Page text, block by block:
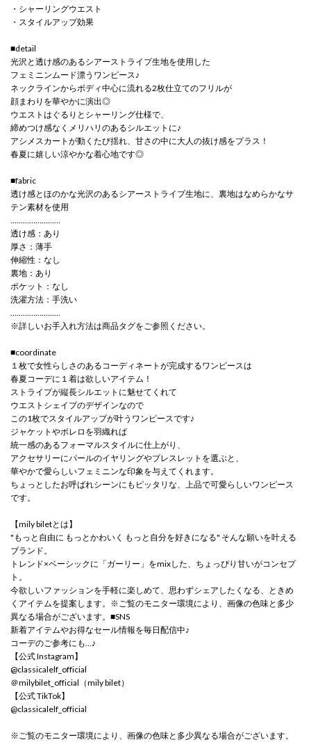
・シャーリングウエスト
・スタイルアップ効果
■detail
光沢と透け感のあるシアーストライプ生地を使用した
フェミニンムード漂うワンピース♪
ネックラインからボディ中心に流れる2枚仕立てのフリルが
顔まわりを華やかに演出◎
ウエストはぐるりとシャーリング仕様で、
締めつけ感なくメリハリのあるシルエットに♪
アシメスカートが動くたび揺れ、甘さの中に大人の抜け感をプラス！
春夏に嬉しい涼やかな着心地です◎
■fabric
透け感とほのかな光沢のあるシアーストライプ生地に、裏地はなめらかなサ
テン素材を使用
……………………
透け感：あり
厚さ：薄手
伸縮性：なし
裏地：あり
ポケット：なし
洗濯方法：手洗い
……………………
※詳しいお手入れ方法は商品タグをご参照ください。
■coordinate
１枚で女性らしさのあるコーディネートが完成するワンピースは
春夏コーデに１着は欲しいアイテム！
ストライプが縦長シルエットに魅せてくれて
ウエストシェイプのデザインなので
この1枚でスタイルアップが叶うワンピースです♪
ジャケットやボレロを羽織れば
統一感のあるフォーマルスタイルに仕上がり、
アクセサリーにパールのイヤリングやブレスレットを選ぶと、
華やかで愛らしいフェミニンな印象を与えてくれます。
ちょっとしたお呼ばれシーンにもピッタリな、上品で可愛らしいワンピース
です。
【mily biletとは】
"もっと自由に もっとかわいく もっと自分を好きになる" そんな願いを叶える
ブランド。
トレンド×ベーシックに「ガーリー」をmixした、ちょっぴり甘いがコンセプ
ト。
今欲しいファッションを手軽に楽しめて、思わずシェアしたくなる、ときめ
くアイテムを提案します。※ご覧のモニター環境により、画像の色味と多少
異なる場合がございます。■SNS
新着アイテムやお得なセール情報を毎日配信中♪
コーデのご参考にも...♪
【公式 Instagram】
@classicalelf_official
＠milybilet_official（mily bilet）
【公式 TikTok】
@classicalelf_official
※ご覧のモニター環境により、画像の色味と多少異なる場合がございます。